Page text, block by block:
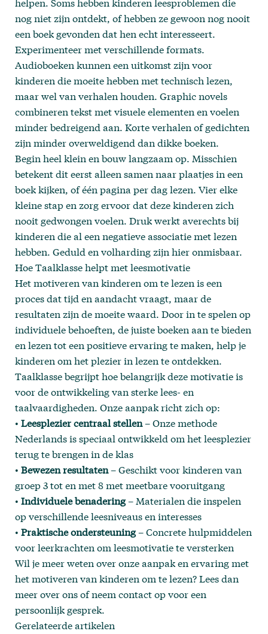
helpen. Soms hebben kinderen leesproblemen die
nog niet zijn ontdekt, of hebben ze gewoon nog nooit
een boek gevonden dat hen echt interesseert.
Experimenteer met verschillende formats.
Audioboeken kunnen een uitkomst zijn voor
kinderen die moeite hebben met technisch lezen,
maar wel van verhalen houden. Graphic novels
combineren tekst met visuele elementen en voelen
minder bedreigend aan. Korte verhalen of gedichten
zijn minder overweldigend dan dikke boeken.
Begin heel klein en bouw langzaam op. Misschien
betekent dit eerst alleen samen naar plaatjes in een
boek kijken, of één pagina per dag lezen. Vier elke
kleine stap en zorg ervoor dat deze kinderen zich
nooit gedwongen voelen. Druk werkt averechts bij
kinderen die al een negatieve associatie met lezen
hebben. Geduld en volharding zijn hier onmisbaar.
Hoe Taalklasse helpt met leesmotivatie
Het motiveren van kinderen om te lezen is een
proces dat tijd en aandacht vraagt, maar de
resultaten zijn de moeite waard. Door in te spelen op
individuele behoeften, de juiste boeken aan te bieden
en lezen tot een positieve ervaring te maken, help je
kinderen om het plezier in lezen te ontdekken.
Taalklasse begrijpt hoe belangrijk deze motivatie is
voor de ontwikkeling van sterke lees- en
taalvaardigheden. Onze aanpak richt zich op:
• Leesplezier centraal stellen– Onze methode
Nederlands is speciaal ontwikkeld om het leesplezier
terug te brengen in de klas
• Bewezen resultaten– Geschikt voor kinderen van
groep 3 tot en met 8 met meetbare vooruitgang
• Individuele benadering– Materialen die inspelen
op verschillende leesniveaus en interesses
• Praktische ondersteuning– Concrete hulpmiddelen
voor leerkrachten om leesmotivatie te versterken
Wil je meer weten over onze aanpak en ervaring met
het motiveren van kinderen om te lezen? Lees dan
meerover onsof neem contactop voor een
persoonlijk gesprek.
Gerelateerde artikelen